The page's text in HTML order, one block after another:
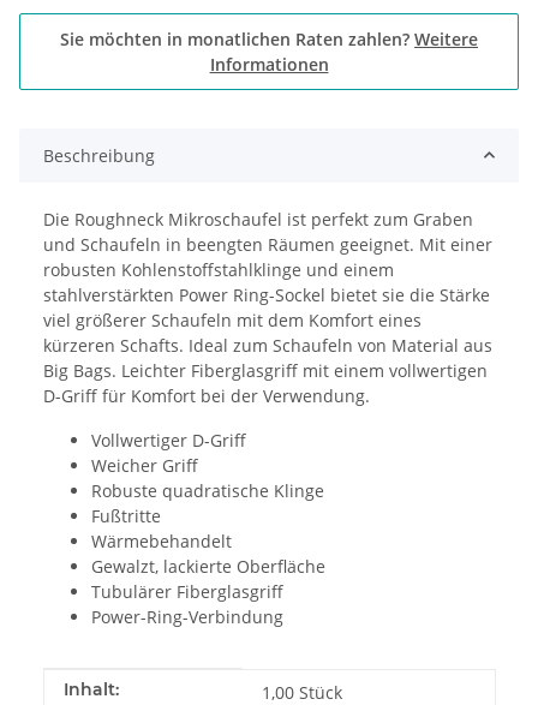
Sie möchten in monatlichen Raten zahlen? Weitere
Informationen
Beschreibung
Die Roughneck Mikroschaufel ist perfekt zum Graben
und Schaufeln in beengten Räumen geeignet. Mit einer
robusten Kohlenstoffstahlklinge und einem
stahlverstärkten Power Ring-Sockel bietet sie die Stärke
viel größerer Schaufeln mit dem Komfort eines
kürzeren Schafts. Ideal zum Schaufeln von Material aus
Big Bags. Leichter Fiberglasgriff mit einem vollwertigen
D-Griff für Komfort bei der Verwendung.
Vollwertiger D-Griff
Weicher Griff
Robuste quadratische Klinge
Fußtritte
Wärmebehandelt
Gewalzt, lackierte Oberfläche
Tubulärer Fiberglasgriff
Power-Ring-Verbindung
Produkteigenschaft
Wert
Inhalt: 1,00 Stück